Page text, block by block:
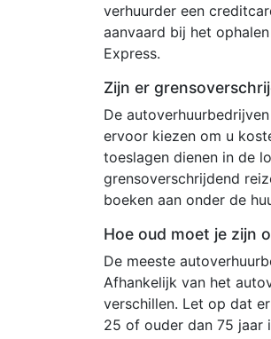
verhuurder een
aanvaard bij het
Express.
Zijn er
De
ervoor kiezen om u
toeslagen dienen in de
grensoverschrijdend
boeken aan onder de
Hoe oud moet je zijn
De meeste
Afhankelijk van het
verschillen. Let op dat
25 of ouder dan 75 jaar